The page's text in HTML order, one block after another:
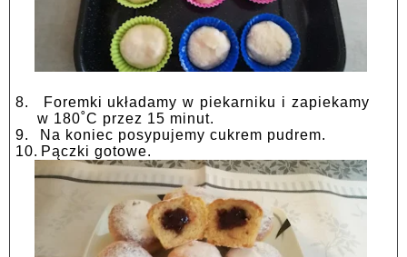
8.
Foremki układamy w piekarniku i zapiekamy
w 180˚C przez 15 minut.
9.
Na koniec posypujemy cukrem pudrem.
10. Pączki gotowe.